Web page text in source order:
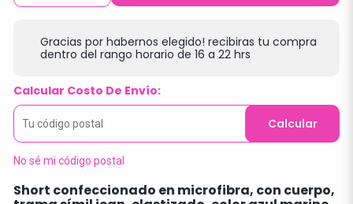
Gracias por habernos elegido! recibiras tu compra
dentro del rango horario de 16 a 22 hrs
Calcular Costo De Envío:
Calcular
No sé mi código postal
Short confeccionado en microfibra, con cuerpo,